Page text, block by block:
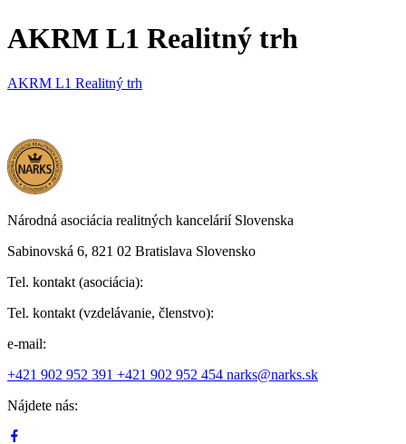
AKRM L1 Realitný trh
AKRM L1 Realitný trh
Národná asociácia realitných kancelárií Slovenska
Sabinovská 6, 821 02 Bratislava Slovensko
Tel. kontakt (asociácia):
Tel. kontakt (vzdelávanie, členstvo):
e-mail:
+421 902 952 391 +421 902 952 454 narks@narks.sk
Nájdete nás: